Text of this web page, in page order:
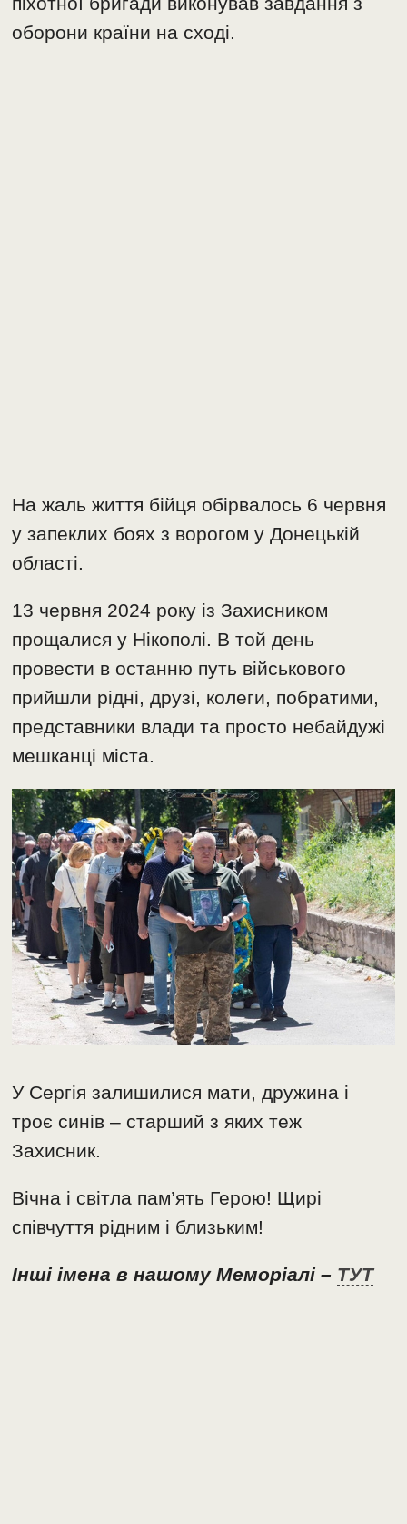
оборони країни на сході.
На жаль життя бійця обірвалось 6 червня
у запеклих боях з ворогом у Донецькій
області.
13 червня 2024 року із Захисником
прощалися у Нікополі. В той день
провести в останню путь військового
прийшли рідні, друзі, колеги, побратими,
представники влади та просто небайдужі
мешканці міста.
У Сергія залишилися мати, дружина і
троє синів – старший з яких теж
Захисник.
Вічна і світла пам’ять Герою! Щирі
співчуття рідним і близьким!
Інші імена в нашому Меморіалі – ТУТ